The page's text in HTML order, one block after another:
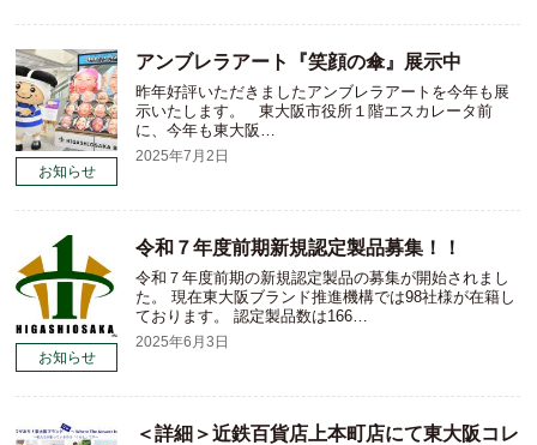
お知らせ
アンブレラアート『笑顔の傘』展示中
昨年好評いただきましたアンブレラアートを今年も展
示いたします。 東大阪市役所１階エスカレータ前
に、今年も東大阪…
2025年7月2日
お知らせ
令和７年度前期新規認定製品募集！！
令和７年度前期の新規認定製品の募集が開始されまし
た。 現在東大阪ブランド推進機構では98社様が在籍し
ております。 認定製品数は166…
2025年6月3日
＜詳細＞近鉄百貨店上本町店にて東大阪コレ